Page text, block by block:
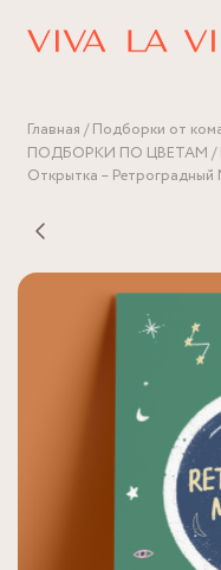
Главная Подборки от
ПОДБОРКИ ПО ЦВЕТАМ
Открытка – Ретроградный